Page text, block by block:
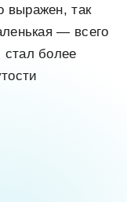
выражен, так
— всего
стал более